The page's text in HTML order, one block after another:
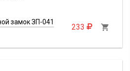
замок ЗП-041
233 